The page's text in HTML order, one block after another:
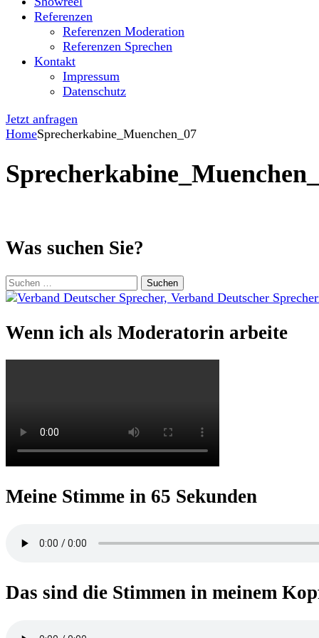
Referenzen
Referenzen Moderation
Referenzen Sprechen
Kontakt
Impressum
Datenschutz
Jetzt anfragen
HomeSprecherkabine_Muenchen_07
Was suchen Sie?
Suchen
nach:
Wenn ich als Moderatorin arbeite
Meine Stimme in 65 Sekunden
Das sind die Stimmen in meinem